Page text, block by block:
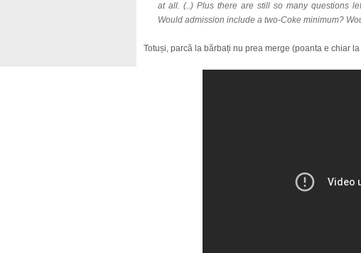
at all. (..) Plus there are still so many questions
Would admission include a two-Coke minimum?
Totuși, parcă la bărbați nu prea merge (poanta e chiar